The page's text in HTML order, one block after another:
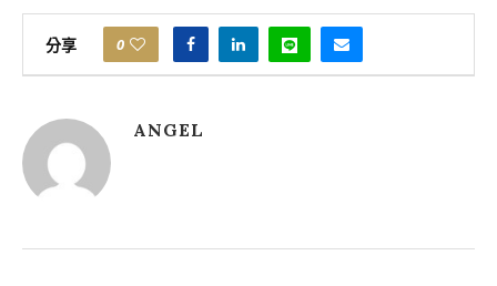
分享 0
ANGEL